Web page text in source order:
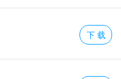
下 载